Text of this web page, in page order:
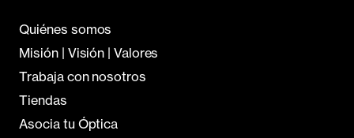
Quiénes somos
Misión | Visión | Valores
Trabaja con nosotros
Tiendas
Asocia tu Óptica